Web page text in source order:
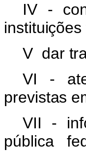
IV -
V dar
VI -
previstas
VII -
pública